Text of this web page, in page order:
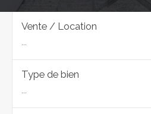
Vente / Location
...
Type de bien
...